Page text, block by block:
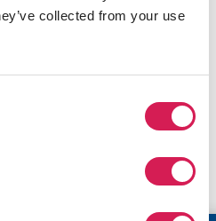
collected from your use
대한 활용할 수 있습니다.